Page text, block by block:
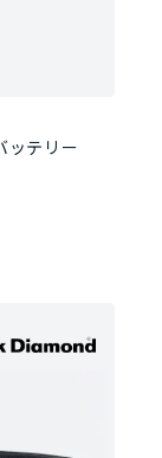
ッテリー